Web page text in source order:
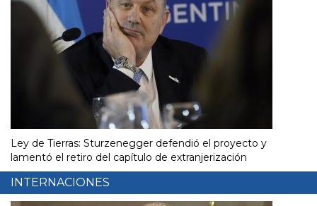
Ley de Tierras: Sturzenegger defendió el proyecto y
lamentó el retiro del capítulo de extranjerización
INTERNACIONES